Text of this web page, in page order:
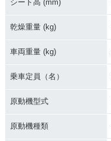
シート高 (mm)
乾燥重量 (kg)
車両重量 (kg)
乗車定員（名）
原動機型式
原動機種類